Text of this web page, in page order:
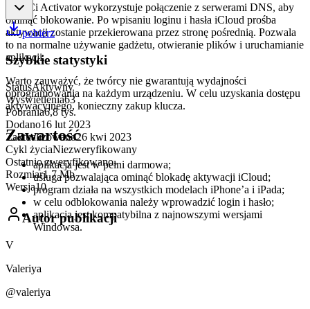
DoulCi Activator wykorzystuje połączenie z serwerami DNS, aby
ominąć blokowanie. Po wpisaniu loginu i hasła iCloud prośba
aktywacji zostanie przekierowana przez stronę pośrednią. Pozwala
to na normalne używanie gadżetu, otwieranie plików i uruchamianie
aplikacji.
Warto zauważyć, że twórcy nie gwarantują wydajności
oprogramowania na każdym urządzeniu. W celu uzyskania dostępu
aktywacyjnego, konieczny zakup klucza.
Zawartość
aplikacja jest w pełni darmowa;
usługa pozwalająca ominąć blokadę aktywacji iCloud;
program działa na wszystkich modelach iPhone’a i iPada;
w celu odblokowania należy wprowadzić login i hasło;
aplikacja jest kompatybilna z najnowszymi wersjami
Windowsa.
pobierz
Szybkie statystyki
StatusAktywny
Wyświetlenia63
Pobrania6,8 tys.
Dodano16 lut 2023
Zaktualizowano26 kwi 2023
Cykl życiaNiezweryfikowany
Ostatnio zweryfikowano-
Rozmiar1,7 Mb
Wersja10
Autor publikacji
V
Valeriya
@valeriya